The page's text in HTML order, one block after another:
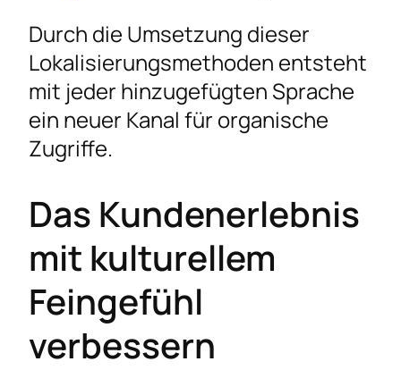
Durch die Umsetzung dieser
Lokalisierungsmethoden entsteht
mit jeder hinzugefügten Sprache
ein neuer Kanal für organische
Zugriffe.
Das Kundenerlebnis
mit kulturellem
Feingefühl
verbessern